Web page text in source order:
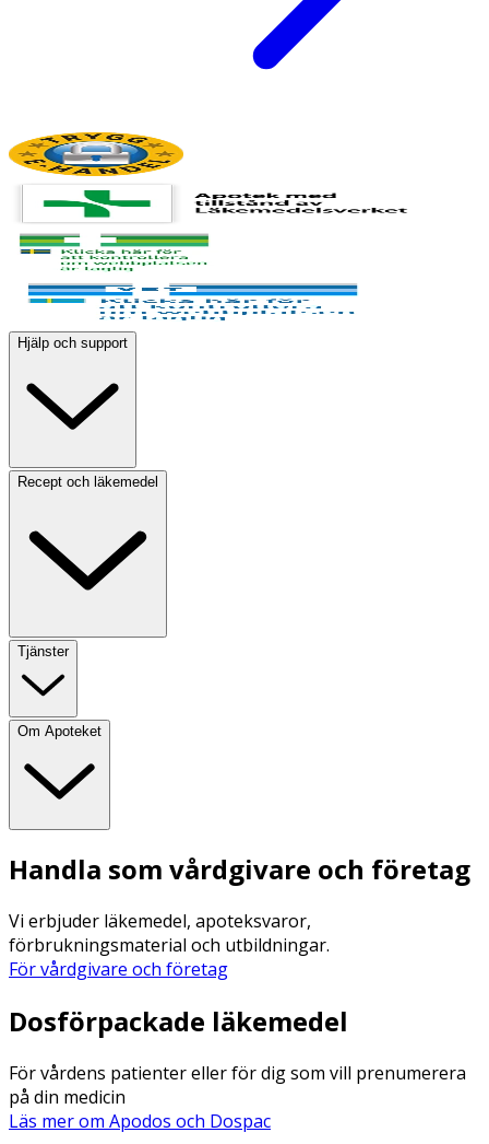
Hjälp och support
Recept och läkemedel
Tjänster
Om Apoteket
Handla som vårdgivare och företag
Vi erbjuder läkemedel, apoteksvaror,
förbrukningsmaterial och utbildningar.
För vårdgivare och företag
Dosförpackade läkemedel
För vårdens patienter eller för dig som vill prenumerera
på din medicin
Läs mer om Apodos och Dospac